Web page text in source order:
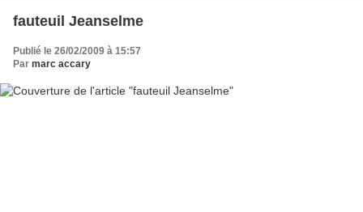
fauteuil Jeanselme
Publié le 26/02/2009 à 15:57
Par marc accary